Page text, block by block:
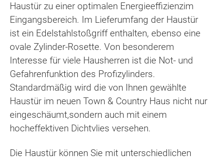
Haustür zu einer optimalen Energieeffizienzim
Eingangsbereich. Im Lieferumfang der Haustür
ist ein Edelstahlstoßgriff enthalten, ebenso eine
ovale Zylinder-Rosette. Von besonderem
Interesse für viele Hausherren ist die Not- und
Gefahrenfunktion des Profizylinders.
Standardmäßig wird die von Ihnen gewählte
Haustür im neuen Town & Country Haus nicht nur
eingeschäumt,sondern auch mit einem
hocheffektiven Dichtvlies versehen.
Die Haustür können Sie mit unterschiedlichen